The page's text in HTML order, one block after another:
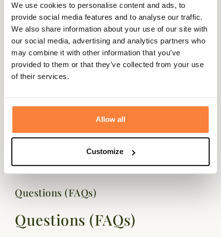
We use cookies to personalise content and ads, to
provide social media features and to analyse our traffic.
We also share information about your use of our site with
our social media, advertising and analytics partners who
may combine it with other information that you’ve
provided to them or that they’ve collected from your use
of their services.
Allow all
Customize
élévées.
Pour une parfaite étanchéité, les Zip YKK® utilisées dans
la confection du Muflon Light sont également étanches.
Le tissu de ce Muflon light est une toile polyester très
souple qui vous donne une liberté de mouvement.
Homme
Questions (FAQs)
Questions (FAQs)